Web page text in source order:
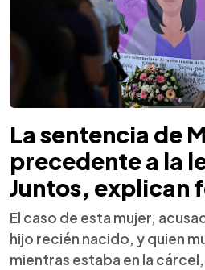
La sentencia de
precedente a la
Juntos, explican
El caso de esta mujer,
hijo recién nacido, y quien
mientras estaba en la